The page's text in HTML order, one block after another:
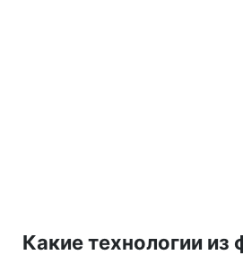
Какие технологии из